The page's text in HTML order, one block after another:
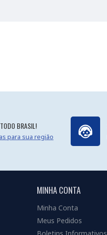
BRASIL!
para sua região
MINHA CONTA
Minha Conta
Meus Pedidos